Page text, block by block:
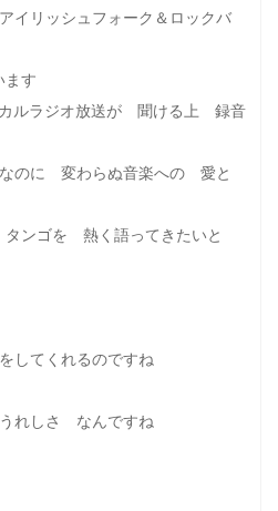
イリッシュフォーク＆ロックバ
ます
ルラジオ放送が 聞ける上 録音
のに 変わらぬ音楽への 愛と
ンゴを 熱く語ってきたいと
てくれるのですね
れしさ なんですね